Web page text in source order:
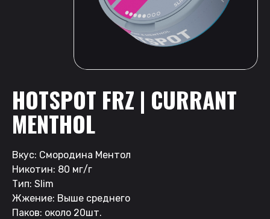
HOTSPOT FRZ | CURRANT
MENTHOL
Вкус: Смородина Ментол
Никотин: 80 мг/г
Тип: Slim
Жжение: Выше среднего
Паков: около 20шт.